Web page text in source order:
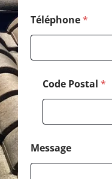
Téléphone*
Code Postal *
Message